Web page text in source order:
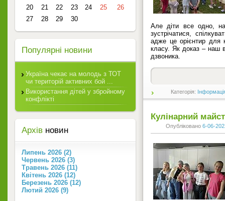
Але діти все одно,
зустрічатися,
адже це орієнтир для
класу. Як доказ – наш
дзвоника.
Категорія:
Кулінарний
Опубліковано 6-06-
20
21 22 23 24 25
26
27
28 29 30
Популярні новини
Україна чекає на молодь з ТОТ
чи територій активних бой ...
Використання дітей у збройному
конфлікті
Архів новин
Липень 2026 (2)
Червень 2026 (3)
Травень 2026 (11)
Квітень 2026 (12)
Березень 2026 (12)
Лютий 2026 (9)